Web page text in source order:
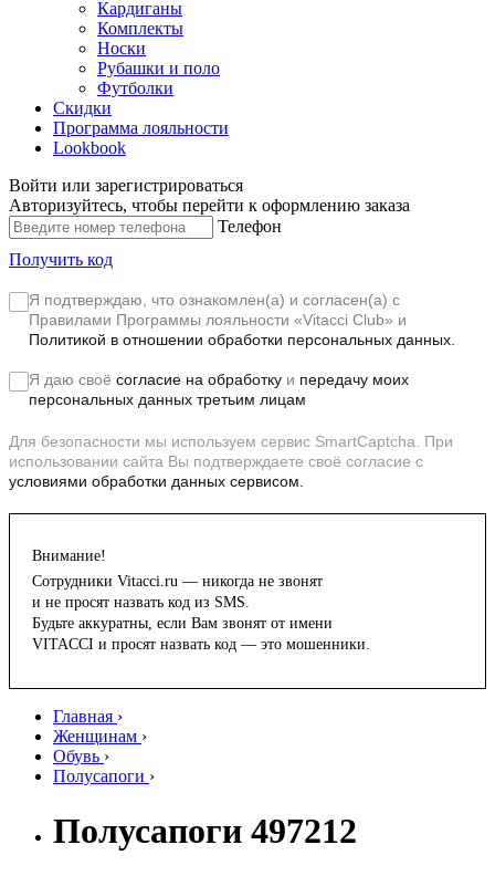
Кардиганы
Комплекты
Носки
Рубашки и поло
Футболки
Скидки
Программа лояльности
Lookbook
Войти или зарегистрироваться
Авторизуйтесь, чтобы перейти к оформлению заказа
Телефон
Получить код
Я подтверждаю, что ознакомлен(а) и согласен(а) с
Правилами Программы лояльности «Vitacci Club» и
Политикой в отношении обработки персональных данных.
Я даю своё согласие на обработку и передачу моих
персональных данных третьим лицам
Для безопасности мы используем сервис SmartCaptcha. При
использовании сайта Вы подтверждаете своё согласие с
условиями обработки данных сервисом.
Внимание!
Сотрудники Vitacci.ru — никогда не звонят
и не просят назвать код из SMS.
Будьте аккуратны, если Вам звонят от имени
VITACCI и просят назвать код — это мошенники.
Главная ›
Женщинам ›
Обувь ›
Полусапоги ›
Полусапоги 497212